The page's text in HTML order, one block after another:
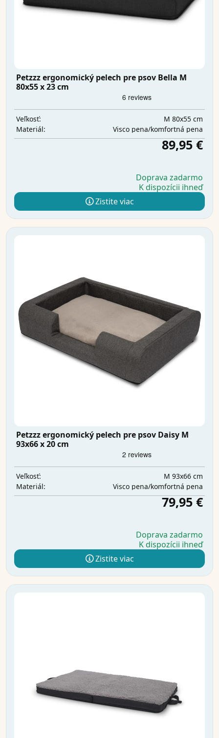
Petzzz ergonomický pelech pre psov Bella M
80x55 x 23 cm
Veľkosť:
M 80x55 cm
Materiál:
Visco pena/komfortná pena
89,95 €
Doprava zadarmo
K dispozícii ihneď
Zistite viac
Petzzz ergonomický pelech pre psov Daisy M
93x66 x 20 cm
Veľkosť:
M 93x66 cm
Materiál:
Visco pena/komfortná pena
79,95 €
Doprava zadarmo
K dispozícii ihneď
Zistite viac